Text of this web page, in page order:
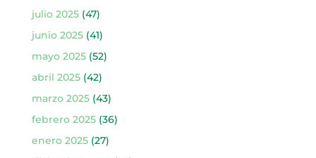
julio 2025(47)
junio 2025(41)
mayo 2025(52)
abril 2025(42)
marzo 2025(43)
febrero 2025(36)
enero 2025(27)